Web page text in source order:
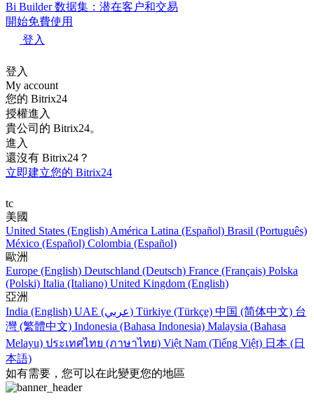
Bi Builder 数据集：潜在客户和交易
開始免費使用
登入
登入
My account
您的 Bitrix24
授權進入
貴公司的 Bitrix24。
進入
還沒有 Bitrix24？
立即建立您的 Bitrix24
tc
美國
United States (English) América Latina (Español) Brasil (Português)
México (Español) Colombia (Español)
歐洲
Europe (English) Deutschland (Deutsch) France (Français) Polska
(Polski) Italia (Italiano) United Kingdom (English)
亞洲
India (English)
UAE (عربي) Türkiye (Türkçe) 中国 (简体中文) 台
灣 (繁體中文) Indonesia (Bahasa Indonesia) Malaysia (Bahasa
Melayu) ประเทศไทย (ภาษาไทย) Việt Nam (Tiếng Việt) 日本 (日
本語)
如有需要，您可以在此變更您的地區